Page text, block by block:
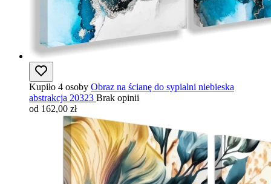
Kupiło 4 osoby Obraz na ścianę do sypialni niebieska
abstrakcja 20323 Brak opinii
od 162,00 zł